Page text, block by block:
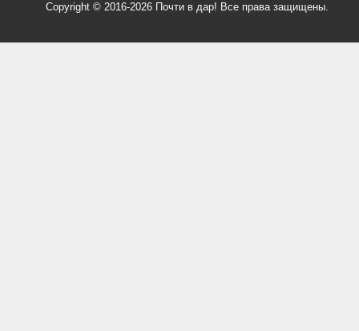
Copyright © 2016-2026 Почти в дар! Все права защищены.